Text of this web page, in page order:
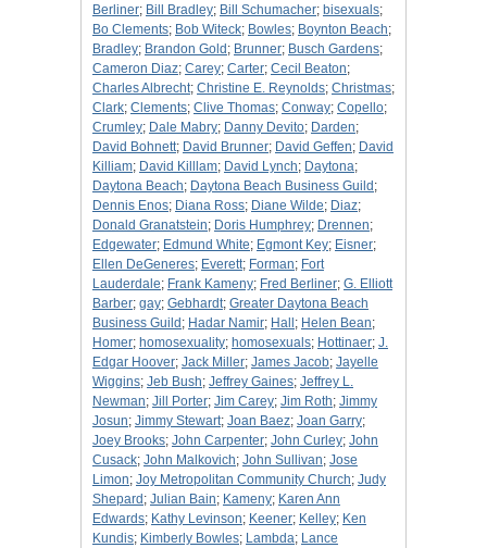
Berliner; Bill Bradley; Bill Schumacher; bisexuals;
Bo Clements; Bob Witeck; Bowles; Boynton Beach;
Bradley; Brandon Gold ; Brunner; Busch Gardens;
Cameron Diaz; Carey; Carter; Cecil Beaton;
Charles Albrecht; Christine E. Reynolds; Christmas;
Clark; Clements; Clive Thomas; Conway; Copello;
Crumley; Dale Mabry; Danny Devito; Darden;
David Bohnett; David Brunner; David Geffen; David
Killiam; David Killlam; David Lynch; Daytona;
Daytona Beach; Daytona Beach Business Guild ;
Dennis Enos; Diana Ross; Diane Wilde; Diaz;
Donald Granatstein; Doris Humphrey; Drennen;
Edgewater; Edmund White; Egmont Key; Eisner;
Ellen DeGeneres; Everett; Forman; Fort
Lauderdale; Frank Kameny; Fred Berliner; G. Elliott
Barber; gay; Gebhardt; Greater Daytona Beach
Business Guild ; Hadar Namir; Hall ; Helen Bean;
Homer; homosexuality; homosexuals; Hottinaer; J.
Edgar Hoover; Jack Miller; James Jacob; Jayelle
Wiggins; Jeb Bush; Jeffrey Gaines; Jeffrey L.
Newman; Jill Porter; Jim Carey; Jim Roth; Jimmy
Josun; Jimmy Stewart; Joan Baez; Joan Garry;
Joey Brooks; John Carpenter; John Curley; John
Cusack; John Malkovich; John Sullivan; Jose
Limon; Joy Metropolitan Community Church; Judy
Shepard ; Julian Bain; Kameny; Karen Ann
Edwards; Kathy Levinson; Keener; Kelley; Ken
Kundis; Kimberly Bowles; Lambda; Lance